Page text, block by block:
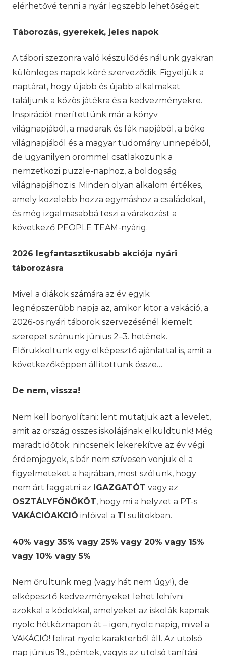
elérhetővé tenni a nyár legszebb lehetőségeit.
Táborozás, gyerekek, jeles napok
A tábori szezonra való készülődés nálunk gyakran
különleges napok köré szerveződik. Figyeljük a
naptárat, hogy újabb és újabb alkalmakat
találjunk a közös játékra és a kedvezményekre.
Inspirációt merítettünk már a könyv
világnapjából, a madarak és fák napjából, a béke
világnapjából és a magyar tudomány ünnepéből,
de ugyanilyen örömmel csatlakozunk a
nemzetközi puzzle-naphoz, a boldogság
világnapjához is. Minden olyan alkalom értékes,
amely közelebb hozza egymáshoz a családokat,
és még izgalmasabbá teszi a várakozást a
következő PEOPLE TEAM-nyárig.
2026 legfantasztikusabb akciója nyári
táborozásra
Mivel a diákok számára az év egyik
legnépszerűbb napja az, amikor kitör a vakáció, a
2026-os nyári táborok szervezésénél kiemelt
szerepet szánunk június 2–3. hetének.
Előrukkoltunk egy elképesztő ajánlattal is, amit a
következőképpen állítottunk össze…
De nem, vissza!
Nem kell bonyolítani: lent mutatjuk azt a levelet,
amit az ország összes iskolájának elküldtünk! Még
maradt időtök: nincsenek lekerekítve az év végi
érdemjegyek, s bár nem szívesen vonjuk el a
figyelmeteket a hajrában, most szólunk, hogy
nem árt faggatni az IGAZGATÓT vagy az
OSZTÁLYFŐNÖKÖT, hogy mi a helyzet a PT-s
VAKÁCIÓAKCIÓ infóival a TI sulitokban.
40% vagy 35% vagy 25% vagy 20% vagy 15%
vagy 10% vagy 5%
Nem őrültünk meg (vagy hát nem úgy!), de
elképesztő kedvezményeket lehet lehívni
azokkal a kódokkal, amelyeket az iskolák kapnak
nyolc hétköznapon át – igen, nyolc napig, mivel a
VAKÁCIÓ! felirat nyolc karakterből áll. Az utolsó
nap június 19., péntek, vagyis az utolsó tanítási